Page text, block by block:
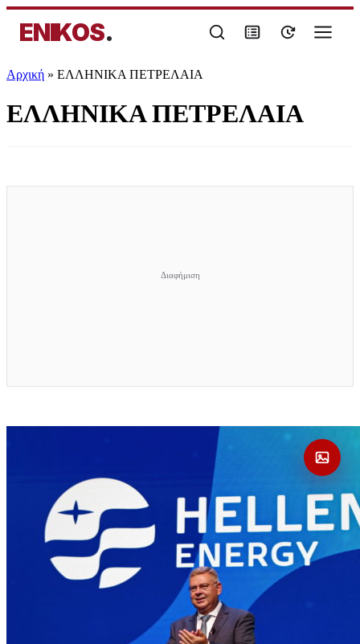
ENIKOS.
Αρχική » ΕΛΛΗΝΙΚΑ ΠΕΤΡΕΛΑΙΑ
ΕΛΛΗΝΙΚΑ ΠΕΤΡΕΛΑΙΑ